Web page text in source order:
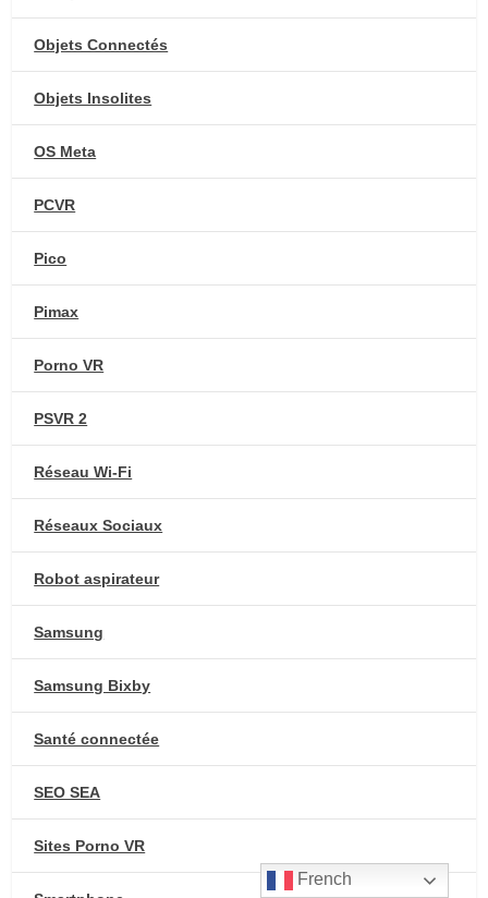
Objets Connectés
Objets Insolites
OS Meta
PCVR
Pico
Pimax
Porno VR
PSVR 2
Réseau Wi-Fi
Réseaux Sociaux
Robot aspirateur
Samsung
Samsung Bixby
Santé connectée
SEO SEA
Sites Porno VR
French